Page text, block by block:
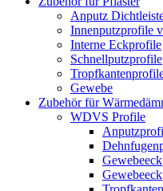
Anputz
Innenputzprofile
Interne Eckprofile
Schnellputzprofile
Gewebe
Zubehör für
WDVS Profile